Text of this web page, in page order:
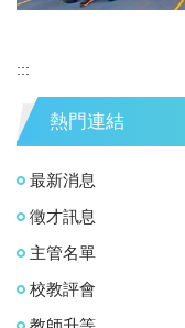
:::
熱門連結
最新消息
徵才訊息
主管名單
校教評會